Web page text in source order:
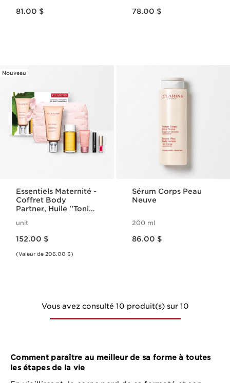
81.00 $ 78.00 $
Nouveau
Essentiels Maternité -
Coffret Body
Partner, Huile ''Tonic''
unit
152.00 $
(Valeur de 206.00 $)
Sérum Corps Peau
Neuve
200 ml
86.00 $
Vous avez consulté 10 produit(s) sur 10
Comment paraître au meilleur de sa forme à toutes
les étapes de la vie